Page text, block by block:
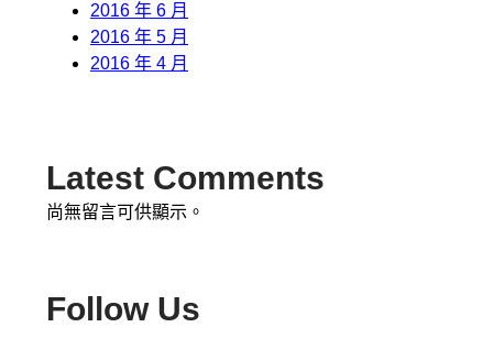
2016 年 6 月
2016 年 5 月
2016 年 4 月
Latest Comments
尚無留言可供顯示。
Follow Us